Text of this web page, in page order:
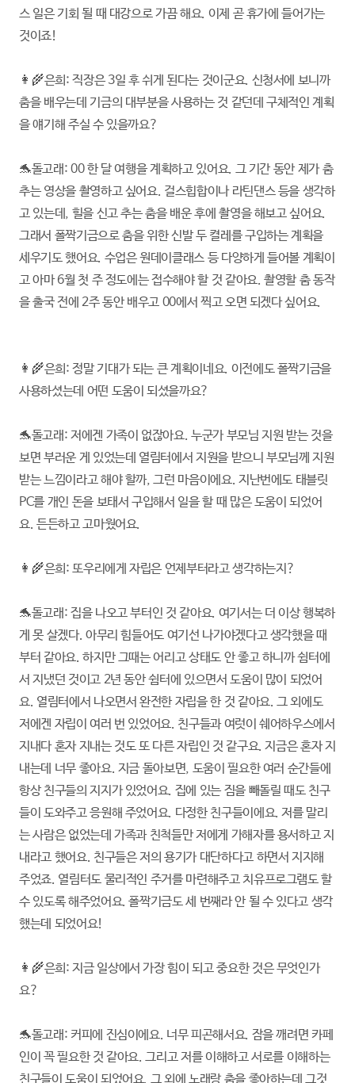
스 일은 기회 될 때 대강으로 가끔 해요. 이제 곧 휴가에 들어가는
것이죠!
👩‍🌾은희: 직장은 3일 후 쉬게 된다는 것이군요. 신청서에 보니까
춤을 배우는데 기금의 대부분을 사용하는 것 같던데 구체적인 계획
을 얘기해 주실 수 있을까요?
🐬돌고래: 00 한 달 여행을 계획하고 있어요. 그 기간 동안 제가 춤
추는 영상을 촬영하고 싶어요. 걸스힙합이나 라틴댄스 등을 생각하
고 있는데, 힐을 신고 추는 춤을 배운 후에 촬영을 해보고 싶어요.
그래서 폴짝기금으로 춤을 위한 신발 두 켤레를 구입하는 계획을
세우기도 했어요. 수업은 원데이클래스 등 다양하게 들어볼 계획이
고 아마 6월 첫 주 정도에는 접수해야 할 것 같아요. 촬영할 춤 동작
을 출국 전에 2주 동안 배우고 00에서 찍고 오면 되겠다 싶어요.
👩‍🌾은희: 정말 기대가 되는 큰 계획이네요. 이전에도 폴짝기금을
사용하셨는데 어떤 도움이 되셨을까요?
🐬돌고래: 저에겐 가족이 없잖아요. 누군가 부모님 지원 받는 것을
보면 부러운 게 있었는데 열림터에서 지원을 받으니 부모님께 지원
받는 느낌이라고 해야 할까, 그런 마음이에요. 지난번에도 태블릿
PC를 개인 돈을 보태서 구입해서 일을 할 때 많은 도움이 되었어
요. 든든하고 고마웠어요.
👩‍🌾은희: 또우리에게 자립은 언제부터라고 생각하는지?
🐬돌고래: 집을 나오고 부터인 것 같아요. 여기서는 더 이상 행복하
게 못 살겠다. 아무리 힘들어도 여기선 나가야겠다고 생각했을 때
부터 같아요. 하지만 그때는 어리고 상태도 안 좋고 하니까 쉼터에
서 지냈던 것이고 2년 동안 쉼터에 있으면서 도움이 많이 되었어
요. 열림터에서 나오면서 완전한 자립을 한 것 같아요. 그 외에도
저에겐 자립이 여러 번 있었어요. 친구들과 여럿이 쉐어하우스에서
지내다 혼자 지내는 것도 또 다른 자립인 것 같구요. 지금은 혼자 지
내는데 너무 좋아요. 지금 돌아보면, 도움이 필요한 여러 순간들에
항상 친구들의 지지가 있었어요. 집에 있는 짐을 빼돌릴 때도 친구
들이 도와주고 응원해 주었어요. 다정한 친구들이에요. 저를 말리
는 사람은 없었는데 가족과 친척들만 저에게 가해자를 용서하고 지
내라고 했어요. 친구들은 저의 용기가 대단하다고 하면서 지지해
주었죠. 열림터도 물리적인 주거를 마련해주고 치유프로그램도 할
수 있도록 해주었어요. 폴짝기금도 세 번째라 안 될 수 있다고 생각
했는데 되었어요!
👩‍🌾은희: 지금 일상에서 가장 힘이 되고 중요한 것은 무엇인가
요?
🐬돌고래: 커피에 진심이에요. 너무 피곤해서요. 잠을 깨려면 카페
인이 꼭 필요한 것 같아요. 그리고 저를 이해하고 서로를 이해하는
친구들이 도움이 되었어요. 그 외에 노래랑 춤을 좋아하는데 그것